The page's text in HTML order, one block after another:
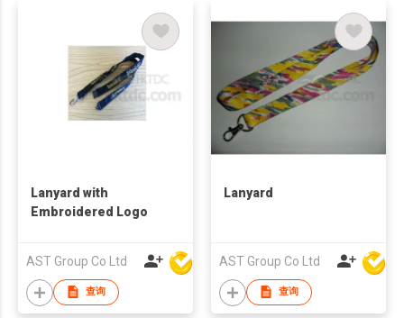
Lanyard with
Embroidered Logo
AST Group Co Ltd
查询
Lanyard
AST Group Co Ltd
查询